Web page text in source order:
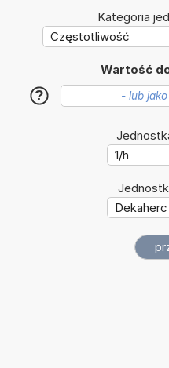
Kategoria
Wartość
?